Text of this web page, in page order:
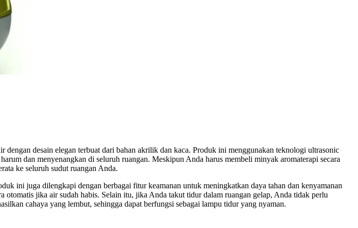
desain elegan terbuat dari bahan akrilik dan kaca. Produk ini menggunakan teknologi ultrasonic
dan menyenangkan di seluruh ruangan. Meskipun Anda harus membeli minyak aromaterapi secara
ke seluruh sudut ruangan Anda.
ini juga dilengkapi dengan berbagai fitur keamanan untuk meningkatkan daya tahan dan kenyamanan
otomatis jika air sudah habis. Selain itu, jika Anda takut tidur dalam ruangan gelap, Anda tidak perlu
cahaya yang lembut, sehingga dapat berfungsi sebagai lampu tidur yang nyaman.